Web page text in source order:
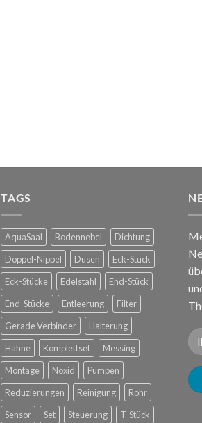
TAGS
AquaSaal Bodennebel
Dichtung
Doppel-Nippel
Düsen
Eck-Stück
Eck-Stücke
Edelstahl
End-Stück
End-Stücke
Entleerung
Filter
Gerade Verbinder
Halterung
Hähne
Komplettset
Messing
Montage
Noxid
Pumpen
Reduzierungen
Reinigung
Rohr
Sensor
Set Steuerung T-Stück